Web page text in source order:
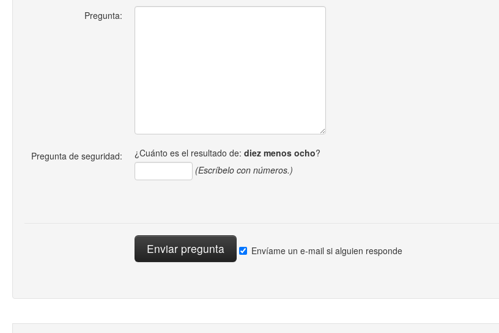
Pregunta:
Pregunta de seguridad: ¿Cuánto es el resultado de: diez menos ocho?
(Escríbelo con números.)
Envíame un e-mail si alguien responde